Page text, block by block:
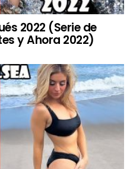
2022 (Serie de
y Ahora 2022)